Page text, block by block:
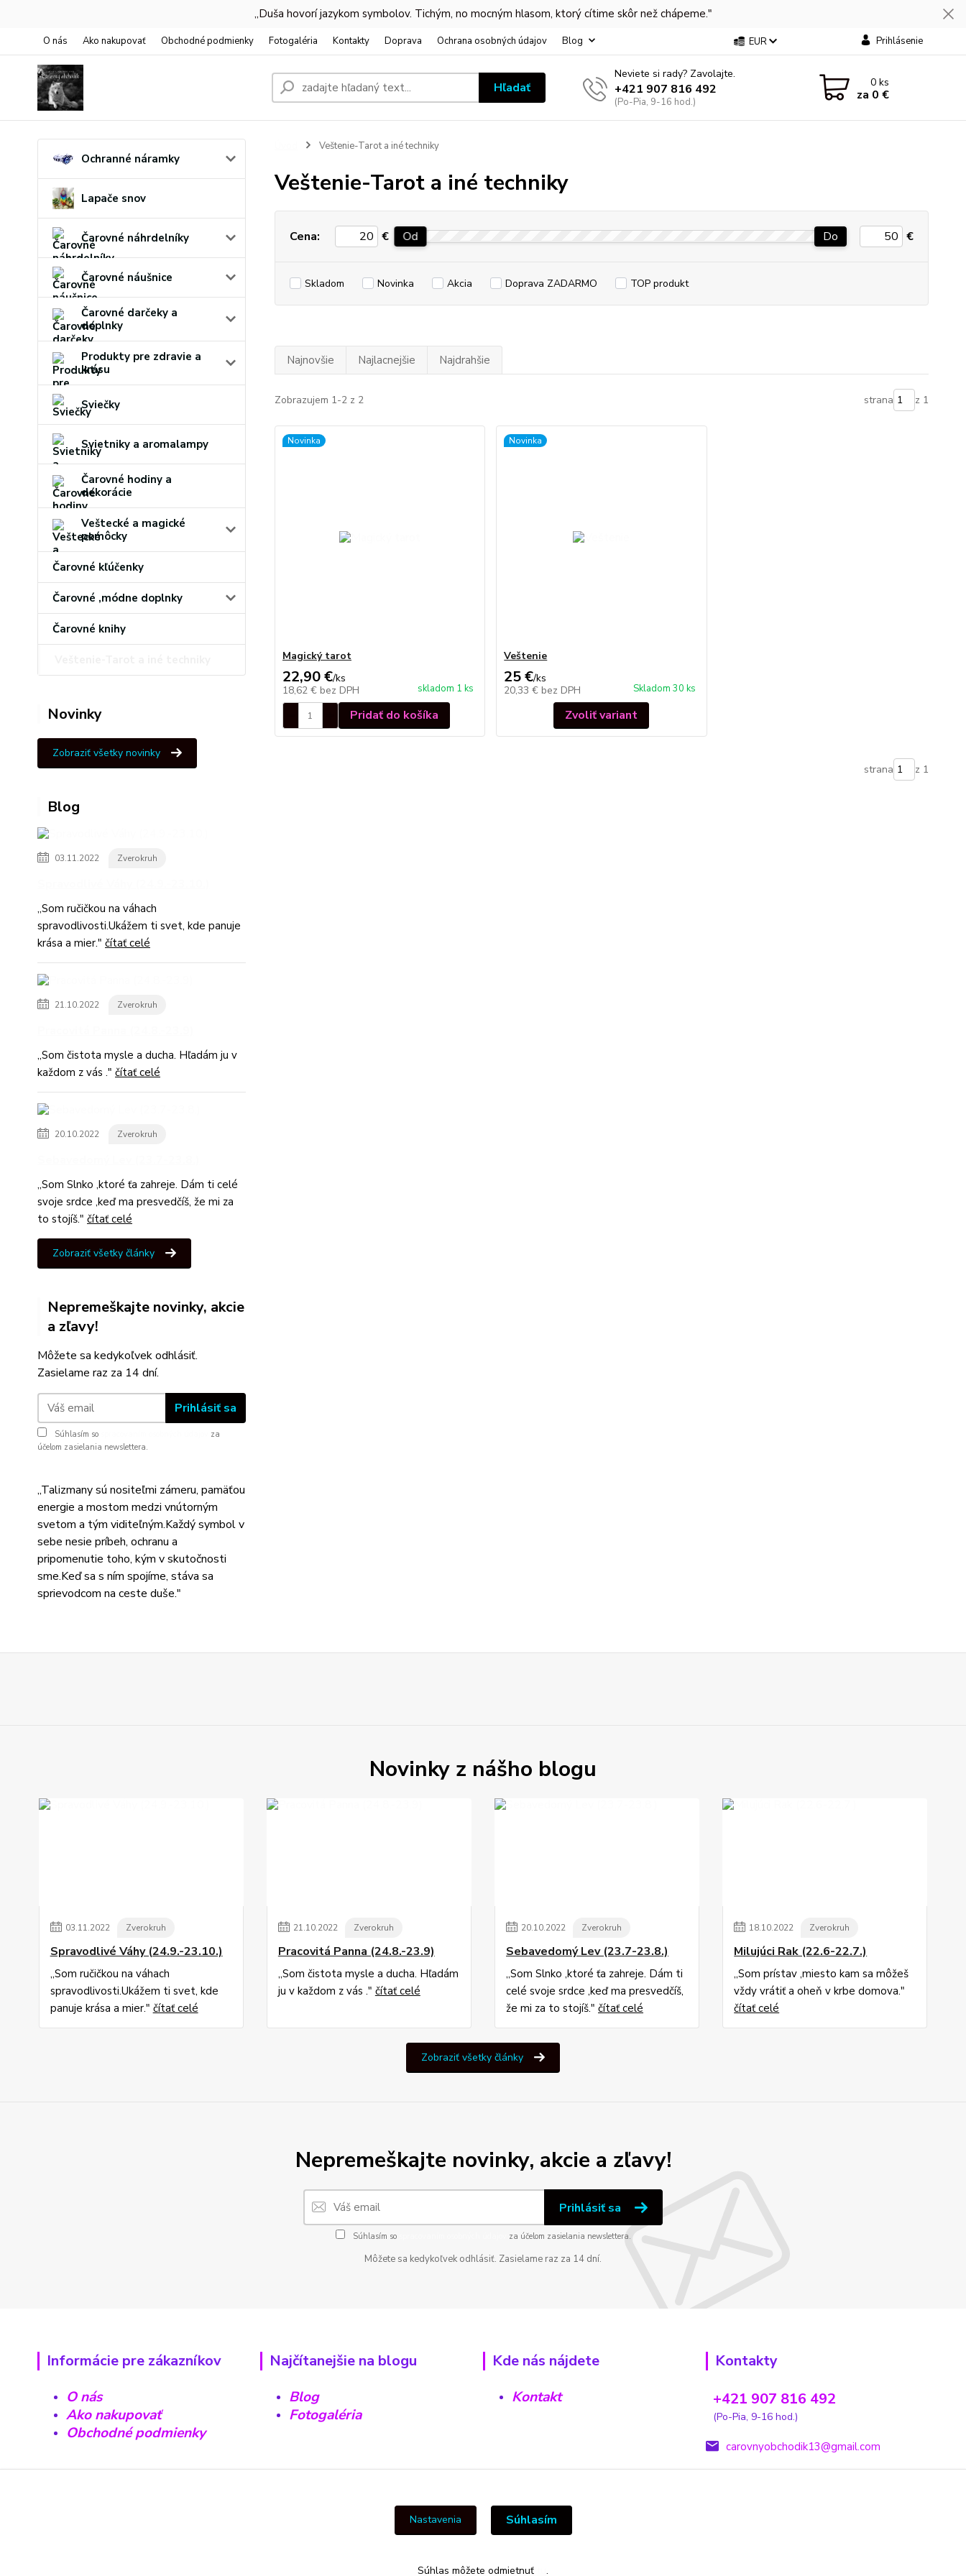
,,Duša hovorí jazykom symbolov. Tichým, no mocným hlasom, ktorý cítime skôr než chápeme."
O nás Ako nakupovať Obchodné podmienky Fotogaléria Kontakty Doprava Ochrana osobných údajov Blog EUR Prihlásenie
Hľadať
Neviete si rady? Zavolajte.
+421 907 816 492
(Po-Pia, 9-16 hod.)
0ks
za 0 €
Ochranné náramky
Lapače snov
Čarovné náhrdelníky
Čarovné náušnice
Čarovné darčeky a
doplnky
Produkty pre zdravie a
krásu
Sviečky
Svietniky a aromalampy
Čarovné hodiny a
dekorácie
Veštecké a magické
pomôcky
Čarovné kľúčenky
Čarovné ,módne doplnky
Čarovné knihy
Novinky
Zobraziť všetky novinky
Blog
03.11.2022 Zverokruh
,,Som ručičkou na váhach
spravodlivosti.Ukážem ti svet, kde panuje
krása a mier." čítať celé
21.10.2022 Zverokruh
,,Som čistota mysle a ducha. Hľadám ju v
každom z vás ." čítať celé
20.10.2022 Zverokruh
,,Som Slnko ,ktoré ťa zahreje. Dám ti celé
svoje srdce ,keď ma presvedčíš, že mi za
to stojíš." čítať celé
Zobraziť všetky články
Nepremeškajte novinky, akcie
a zľavy!
Môžete sa kedykoľvek odhlásiť.
Zasielame raz za 14 dní.
Prihlásiť sa
Súhlasím so
za
účelom zasielania newslettera.
,,Talizmany sú nositeľmi zámeru, pamäťou
energie a mostom medzi vnútorným
svetom a tým viditeľným.Každý symbol v
sebe nesie príbeh, ochranu a
pripomenutie toho, kým v skutočnosti
sme.Keď sa s ním spojíme, stáva sa
sprievodcom na ceste duše."
Veštenie-Tarot a iné techniky
Veštenie-Tarot a iné techniky
Cena: € Od Do €
Skladom Novinka Akcia Doprava ZADARMO TOP produkt
Najnovšie Najlacnejšie Najdrahšie
Zobrazujem 1-2 z 2 strana z 1
Novinka
Magický tarot
22,90 €/ks
18,62 € bez DPH skladom 1 ks
Pridať do košíka
Novinka
Veštenie
25 €/ks
20,33 € bez DPH Skladom 30 ks
Zvoliť variant
strana z 1
Novinky z nášho blogu
03.11.2022 Zverokruh
Spravodlivé Váhy (24.9.-23.10.)
,,Som ručičkou na váhach
spravodlivosti.Ukážem ti svet, kde
panuje krása a mier." čítať celé
21.10.2022 Zverokruh
Pracovitá Panna (24.8.-23.9)
,,Som čistota mysle a ducha. Hľadám
ju v každom z vás ." čítať celé
20.10.2022 Zverokruh
Sebavedomý Lev (23.7-23.8.)
,,Som Slnko ,ktoré ťa zahreje. Dám ti
celé svoje srdce ,keď ma presvedčíš,
že mi za to stojíš." čítať celé
18.10.2022 Zverokruh
Milujúci Rak (22.6-22.7.)
,,Som prístav ,miesto kam sa môžeš
vždy vrátiť a oheň v krbe domova."
čítať celé
Zobraziť všetky články
Nepremeškajte novinky, akcie a zľavy!
Prihlásiť sa
Súhlasím so za účelom zasielania newslettera.
Môžete sa kedykoľvek odhlásiť. Zasielame raz za 14 dní.
Informácie pre zákazníkov
O nás
Ako nakupovať
Obchodné podmienky
Najčítanejšie na blogu
Blog
Fotogaléria
Kde nás nájdete
Kontakt
Kontakty
+421 907 816 492
(Po-Pia, 9-16 hod.)
carovnyobchodik13@gmail.com
Nastavenia Súhlasím
Súhlas môžete odmietnuť .